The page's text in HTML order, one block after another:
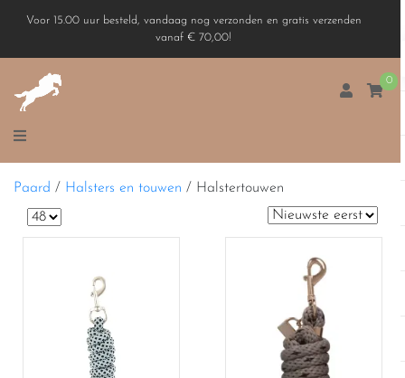
Voor 15.00 uur besteld, vandaag nog verzonden en gratis verzenden
vanaf € 70,00!
0
Paard / Halsters en touwen / Halstertouwen